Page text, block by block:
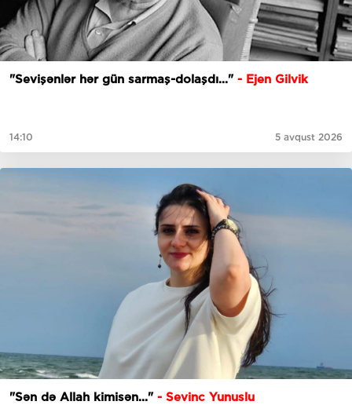
"Sevişənlər hər gün sarmaş-dolaşdı..." - Ejen Gilvik
14:10 5 avqust 2026
"Sən də Allah kimisən..." - Sevinc Yunuslu